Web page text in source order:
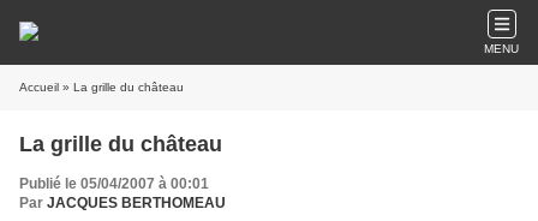
MENU
Accueil » La grille du château
La grille du château
Publié le 05/04/2007 à 00:01
Par JACQUES BERTHOMEAU